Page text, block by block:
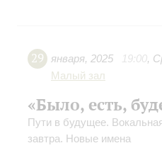
29 января, 2025 19:00,
Малый зал
«Было, есть,
Пути в будущее.
завтра. Новые имена